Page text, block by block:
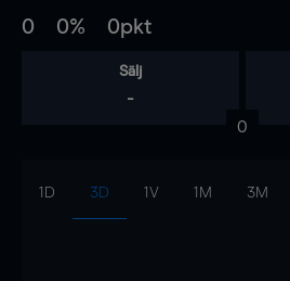
0 0% 0pkt
Sälj
-
0
1D 3D 1V 1M 3M